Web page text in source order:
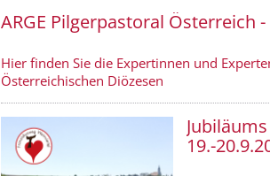
ARGE Pilgerpastoral Österreich
Hier finden Sie die Expertinnen und
Österreichischen Diözesen
19.-